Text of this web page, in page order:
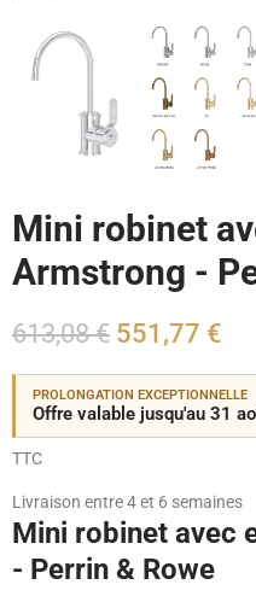
Mini robinet
Armstrong -
613,08 € 551,77 €
PROLONGATION EXCEPTIONNELLE
Offre valable jusqu'au 31
TTC
Livraison entre 4 et 6 semaines
Mini robinet avec
- Perrin & Rowe